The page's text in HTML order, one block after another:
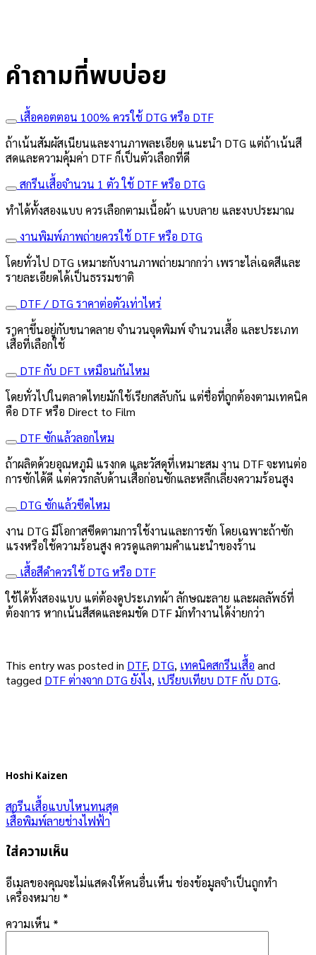
คำถามที่พบบ่อย
เสื้อคอตตอน 100% ควรใช้ DTG หรือ DTF
ถ้าเน้นสัมผัสเนียนและงานภาพละเอียด แนะนำ DTG แต่ถ้าเน้นสี
สดและความคุ้มค่า DTF ก็เป็นตัวเลือกที่ดี
สกรีนเสื้อจำนวน 1 ตัว ใช้ DTF หรือ DTG
ทำได้ทั้งสองแบบ ควรเลือกตามเนื้อผ้า แบบลาย และงบประมาณ
งานพิมพ์ภาพถ่ายควรใช้ DTF หรือ DTG
โดยทั่วไป DTG เหมาะกับงานภาพถ่ายมากกว่า เพราะไล่เฉดสีและ
รายละเอียดได้เป็นธรรมชาติ
DTF / DTG ราคาต่อตัวเท่าไหร่
ราคาขึ้นอยู่กับขนาดลาย จำนวนจุดพิมพ์ จำนวนเสื้อ และประเภท
เสื้อที่เลือกใช้
DTF กับ DFT เหมือนกันไหม
โดยทั่วไปในตลาดไทยมักใช้เรียกสลับกัน แต่ชื่อที่ถูกต้องตามเทคนิค
คือ DTF หรือ Direct to Film
DTF ซักแล้วลอกไหม
ถ้าผลิตด้วยอุณหภูมิ แรงกด และวัสดุที่เหมาะสม งาน DTF จะทนต่อ
การซักได้ดี แต่ควรกลับด้านเสื้อก่อนซักและหลีกเลี่ยงความร้อนสูง
DTG ซักแล้วซีดไหม
งาน DTG มีโอกาสซีดตามการใช้งานและการซัก โดยเฉพาะถ้าซัก
แรงหรือใช้ความร้อนสูง ควรดูแลตามคำแนะนำของร้าน
เสื้อสีดำควรใช้ DTG หรือ DTF
ใช้ได้ทั้งสองแบบ แต่ต้องดูประเภทผ้า ลักษณะลาย และผลลัพธ์ที่
ต้องการ หากเน้นสีสดและคมชัด DTF มักทำงานได้ง่ายกว่า
This entry was posted in DTF, DTG, เทคนิคสกรีนเสื้อ and
tagged DTF ต่างจาก DTG ยังไง, เปรียบเทียบ DTF กับ DTG.
Hoshi Kaizen
สกรีนเสื้อแบบไหนทนสุด
เสื้อพิมพ์ลายช่างไฟฟ้า
ใส่ความเห็น
อีเมลของคุณจะไม่แสดงให้คนอื่นเห็น ช่องข้อมูลจำเป็นถูกทำ
เครื่องหมาย *
ความเห็น *